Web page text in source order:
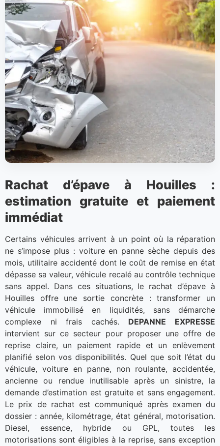
Rachat d’épave à Houilles :
estimation gratuite et paiement
immédiat
Certains véhicules arrivent à un point où la réparation
ne s’impose plus : voiture en panne sèche depuis des
mois, utilitaire accidenté dont le coût de remise en état
dépasse sa valeur, véhicule recalé au contrôle technique
sans appel. Dans ces situations, le rachat d’épave à
Houilles offre une sortie concrète : transformer un
véhicule immobilisé en liquidités, sans démarche
complexe ni frais cachés. DEPANNE EXPRESSE
intervient sur ce secteur pour proposer une offre de
reprise claire, un paiement rapide et un enlèvement
planifié selon vos disponibilités. Quel que soit l’état du
véhicule, voiture en panne, non roulante, accidentée,
ancienne ou rendue inutilisable après un sinistre, la
demande d’estimation est gratuite et sans engagement.
Le prix de rachat est communiqué après examen du
dossier : année, kilométrage, état général, motorisation.
Diesel, essence, hybride ou GPL, toutes les
motorisations sont éligibles à la reprise, sans exception